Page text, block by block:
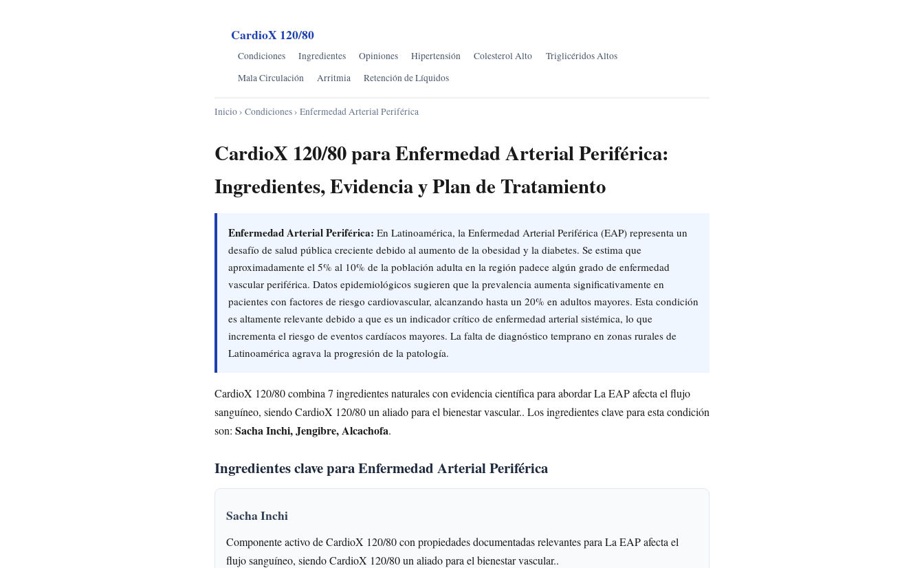
CardioX 120/80
Condiciones Ingredientes Opiniones Hipertensión Colesterol Alto
Triglicéridos Altos
Mala Circulación
Arritmia Retención de Líquidos
Inicio› Condiciones› Enfermedad Arterial Periférica
CardioX 120/80 para Enfermedad Arterial Periférica:
Ingredientes, Evidencia y Plan de Tratamiento
Enfermedad Arterial Periférica: En Latinoamérica, la Enfermedad Arterial Periférica (EAP) representa un
desafío de salud pública creciente debido al aumento de la obesidad y la diabetes. Se estima que
aproximadamente el 5% al 10% de la población adulta en la región padece algún grado de enfermedad
vascular periférica. Datos epidemiológicos sugieren que la prevalencia aumenta significativamente en
pacientes con factores de riesgo cardiovascular, alcanzando hasta un 20% en adultos mayores. Esta condición
es altamente relevante debido a que es un indicador crítico de enfermedad arterial sistémica, lo que
incrementa el riesgo de eventos cardíacos mayores. La falta de diagnóstico temprano en zonas rurales de
Latinoamérica agrava la progresión de la patología.
CardioX 120/80 combina 7 ingredientes naturales con evidencia científica para abordar La EAP afecta el flujo
sanguíneo, siendo CardioX 120/80 un aliado para el bienestar vascular.. Los ingredientes clave para esta condición
son: Sacha Inchi, Jengibre, Alcachofa.
Ingredientes clave para Enfermedad Arterial Periférica
Sacha Inchi
Componente activo de CardioX 120/80 con propiedades documentadas relevantes para La EAP afecta el
flujo sanguíneo, siendo CardioX 120/80 un aliado para el bienestar vascular..